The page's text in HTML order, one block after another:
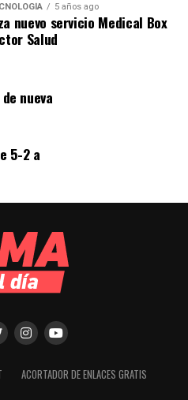
5 años ago
nuevo servicio Medical Box
Salud
nueva
5-2 a
ACORTADOR DE ENLACES GRATIS